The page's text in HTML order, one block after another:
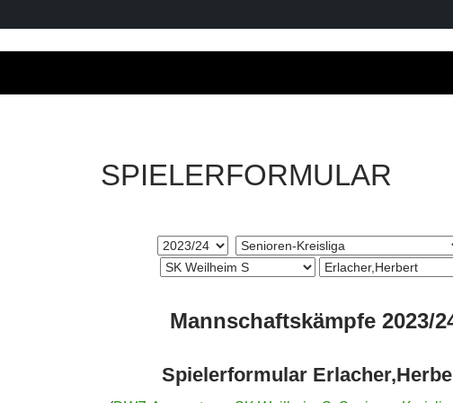
SPIELERFORMULAR
Mannschaftskämpfe 2023/
Spielerformular